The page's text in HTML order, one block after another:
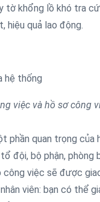
tờ khổng lồ khó tra
hiệu quả lao động.
hệ thống
việc và hồ sơ công
phần quan trọng của
đội, bộ phận, phòng
công việc sẽ được
viên: bạn có thể